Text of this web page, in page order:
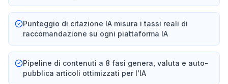
Punteggio di citazione IA misura i tassi reali di
raccomandazione su ogni piattaforma IA
Pipeline di contenuti a 8 fasi genera, valuta e auto-
pubblica articoli ottimizzati per l'IA